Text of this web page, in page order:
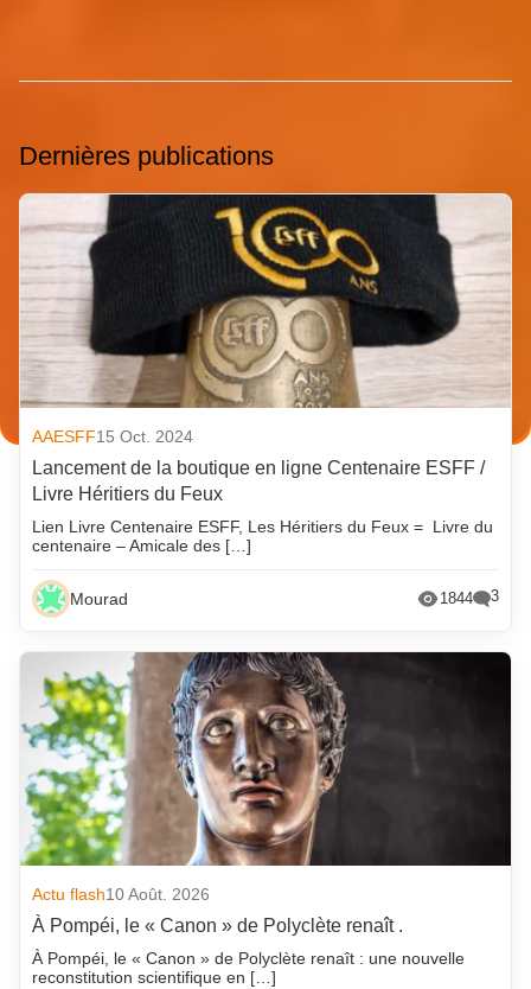
Dernières publications
AAESFF15 Oct. 2024
Lancement de la boutique en ligne Centenaire ESFF /
Livre Héritiers du Feux
Lien Livre Centenaire ESFF, Les Héritiers du Feux = Livre du
centenaire – Amicale des […]
Mourad 1844 3
Actu flash10 Août. 2026
À Pompéi, le « Canon » de Polyclète renaît .
À Pompéi, le « Canon » de Polyclète renaît : une nouvelle
reconstitution scientifique en […]